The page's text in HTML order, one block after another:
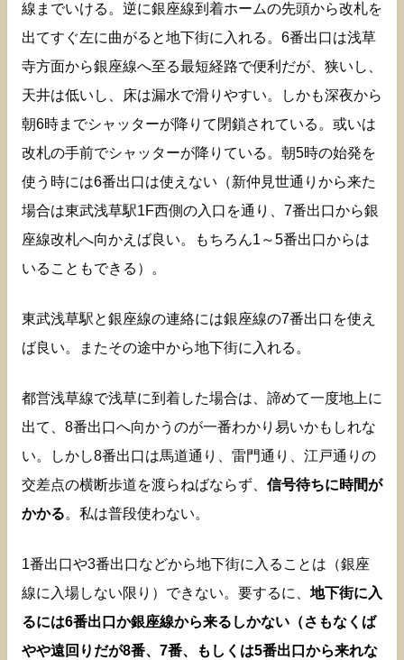
線までいける。逆に銀座線到着ホームの先頭から改札を
出てすぐ左に曲がると地下街に入れる。6番出口は浅草
寺方面から銀座線へ至る最短経路で便利だが、狭いし、
天井は低いし、床は漏水で滑りやすい。しかも深夜から
朝6時までシャッターが降りて閉鎖されている。或いは
改札の手前でシャッターが降りている。朝5時の始発を
使う時には6番出口は使えない（新仲見世通りから来た
場合は東武浅草駅1F西側の入口を通り、7番出口から銀
座線改札へ向かえば良い。もちろん1～5番出口からは
いることもできる）。
東武浅草駅と銀座線の連絡には銀座線の7番出口を使え
ば良い。またその途中から地下街に入れる。
都営浅草線で浅草に到着した場合は、諦めて一度地上に
出て、8番出口へ向かうのが一番わかり易いかもしれな
い。しかし8番出口は馬道通り、雷門通り、江戸通りの
交差点の横断歩道を渡らねばならず、 信号待ちに時間が
かかる。私は普段使わない。
1番出口や3番出口などから地下街に入ることは（銀座
線に入場しない限り）できない。要するに、 地下街に入
るには6番出口か銀座線から来るしかない（さもなくば
やや遠回りだが8番、7番、もしくは5番出口から来れな